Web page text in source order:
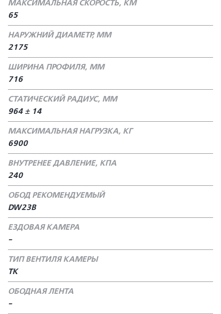
МАКСИМАЛЬНАЯ СКОРОСТЬ, КМ
65
НАРУЖНИЙ ДИАМЕТР, ММ
2175
ШИРИНА ПРОФИЛЯ, ММ
716
СТАТИЧЕСКИЙ РАДИУС, ММ
964 ± 14
МАКСИМАЛЬНАЯ НАГРУЗКА, КГ
6900
ВНУТРЕНЕЕ ДАВЛЕНИЕ, КПА
240
ОБОД РЕКОМЕНДУЕМЫЙ
DW23B
ЕЗДОВАЯ КАМЕРА
-
ТИП ВЕНТИЛЯ КАМЕРЫ
TK
ОБОДНАЯ ЛЕНТА
-